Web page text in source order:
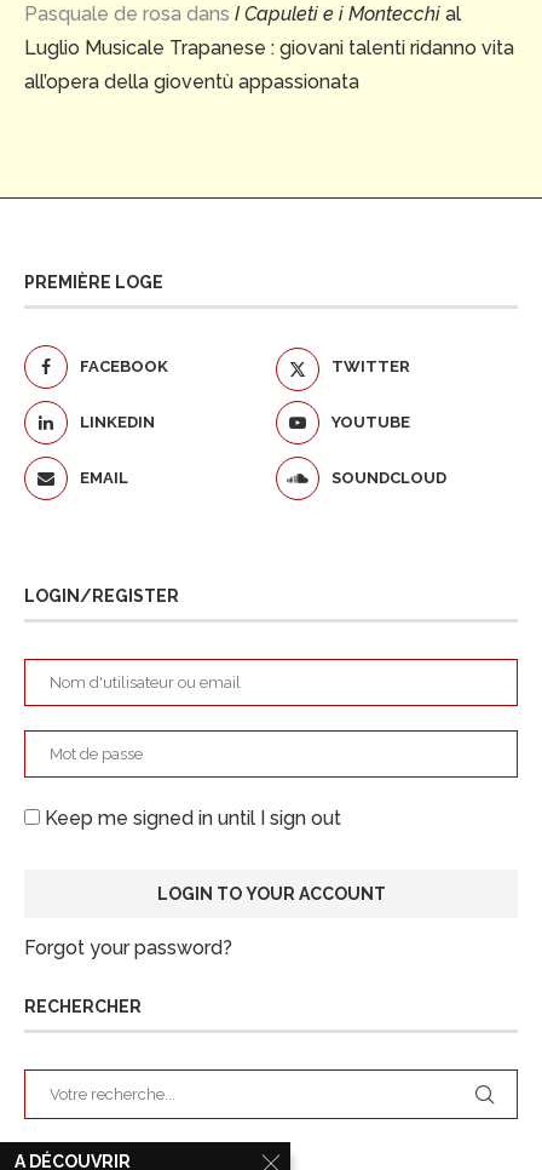
Pasquale de rosa dans I Capuleti e i Montecchi al
Luglio Musicale Trapanese : giovani talenti ridanno vita
all’opera della gioventù appassionata
PREMIÈRE LOGE
FACEBOOK TWITTER
LINKEDIN YOUTUBE
EMAIL SOUNDCLOUD
LOGIN/REGISTER
Keep me signed in until I sign out
Forgot your password?
RECHERCHER
ARCHIVES
A DÉCOUVRIR